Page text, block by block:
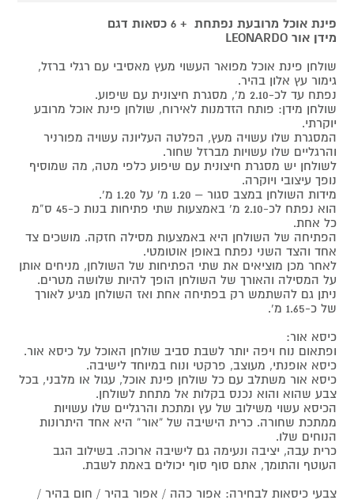
פינת אוכל מרובעת נפתחת + 6 כסאות דגם
מידן אור LEONARDO
שולחן פינת אוכל מפואר העשוי מעץ מאסיבי עם רגלי ברזל,
גימור עץ אלון בהיר.
נפתח עד לכ-2.10 מ’, מסגרת חיצונית עם שיפוע.
שולחן מידן: פותח הזדמנות לאירוח, שולחן פינת אוכל מרובע
יוקרתי.
המסגרת שלו עשויה מעץ, הפלטה העליונה עשויה מפורניר
והרגליים שלו עשויות מברזל שחור.
לשולחן יש מסגרת חיצונית עם שיפוע כלפי מטה, מה שמוסיף
נופך עיצובי ויוקרה.
מידות השולחן במצב סגור – 1.20 מ’ על 1.20 מ’.
הוא נפתח לכ-2.10 מ’ באמצעות שתי פתיחות בנות כ-45 ס”מ
כל אחת.
הפתיחה של השולחן היא באמצעות מסילה חזקה. מושכים צד
אחד והצד השני נפתח באופן אוטומטי.
לאחר מכן מוציאים את שתי הפתיחות של השולחן, מניחים אותן
על המסילה והאורך של השולחן הופך להיות שלושה מטרים.
ניתן גם להשתמש רק בפתיחה אחת ואז השולחן מגיע לאורך
של כ-1.65 מ’.
כיסא אור:
ופתאום נוח ויפה יותר לשבת סביב שולחן האוכל על כיסא אור.
כיסא אופנתי, מעוצב, פרקטי ונוח במיוחד לישיבה.
כיסא אור משתלב עם כל שולחן פינת אוכל, עגול או מלבני, בכל
צבע שהוא והוא נכנס בקלות אל מתחת לשולחן.
הכיסא עשוי משילוב של עץ ומתכת והרגליים שלו עשויות
ממתכת שחורה. כרית הישיבה של “אור” היא אחד היתרונות
הנוחים שלו.
כרית עבה, יציבה ונעימה גם לישיבה ארוכה. בשילוב הגב
העוטף והתומך, אתם סוף סוף יכולים באמת לשבת.
צבעי כיסאות לבחירה: אפור כהה / אפור בהיר / חום בהיר /